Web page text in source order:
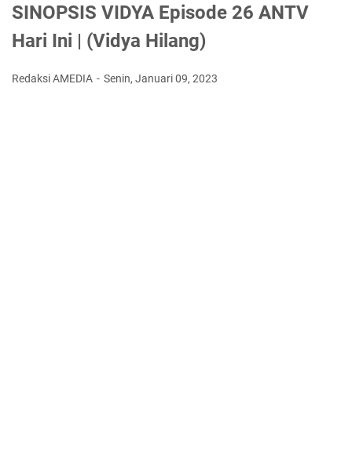
SINOPSIS VIDYA Episode 26 ANTV
Hari Ini | (Vidya Hilang)
Redaksi AMEDIA Senin, Januari 09, 2023